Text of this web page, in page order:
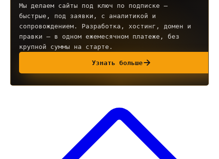
Мы делаем сайты под ключ по подписке —
быстрые, под заявки, с аналитикой и
сопровождением. Разработка, хостинг, домен и
правки — в одном ежемесячном платеже, без
крупной суммы на старте.
Узнать больше